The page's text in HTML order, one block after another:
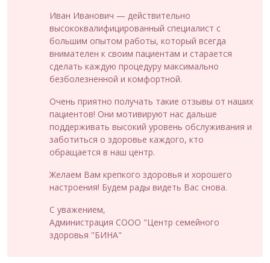
Иван Иванович — действительно
высококвалифицированный специалист с
большим опытом работы, который всегда
внимателен к своим пациентам и старается
сделать каждую процедуру максимально
безболезненной и комфортной.
Очень приятно получать такие отзывы от наших
пациентов! Они мотивируют нас дальше
поддерживать высокий уровень обслуживания и
заботиться о здоровье каждого, кто
обращается в наш центр.
Желаем Вам крепкого здоровья и хорошего
настроения! Будем рады видеть Вас снова.
С уважением,
Администрация СООО "Центр семейного
здоровья "БИНА"